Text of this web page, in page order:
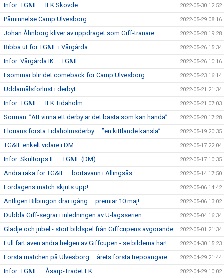
Inför: TG&IF – IFK Skövde 2022-05-30 12:52
Påminnelse Camp Ulvesborg 2022-05-29 08:16
Johan Åhnborg kliver av uppdraget som Giff-tränare 2022-05-28 19:28
Ribba ut för TG&IF i Vårgårda 2022-05-26 15:34
Inför: Vårgårda IK – TG&IF 2022-05-26 10:16
I sommar blir det comeback för Camp Ulvesborg 2022-05-23 16:14
Uddamålsförlust i derbyt 2022-05-21 21:34
Inför: TG&IF – IFK Tidaholm 2022-05-21 07:03
Sörman: ”Att vinna ett derby är det bästa som kan hända” 2022-05-20 17:28
Florians första Tidaholmsderby – ”en kittlande känsla” 2022-05-19 20:35
TG&IF enkelt vidare i DM 2022-05-17 22:04
Inför: Skultorps IF – TG&IF (DM) 2022-05-17 10:35
Andra raka för TG&IF – bortavann i Allingsås 2022-05-14 17:50
Lördagens match skjuts upp! 2022-05-06 14:42
Äntligen Bilbingon drar igång – premiär 10 maj! 2022-05-06 13:02
Dubbla Giff-segrar i inledningen av U-lagsserien 2022-05-04 16:34
Glädje och jubel - stort bildspel från Giffcupens avgörande 2022-05-01 21:34
Full fart även andra helgen av Giffcupen - se bilderna här! 2022-04-30 15:23
Första matchen på Ulvesborg – årets första trepoängare 2022-04-29 21:44
Inför: TG&IF – Åsarp-Trädet FK 2022-04-29 10:02